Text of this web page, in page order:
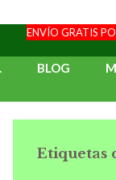
ENVÍO GRATIS
BLOG
Etiquetas